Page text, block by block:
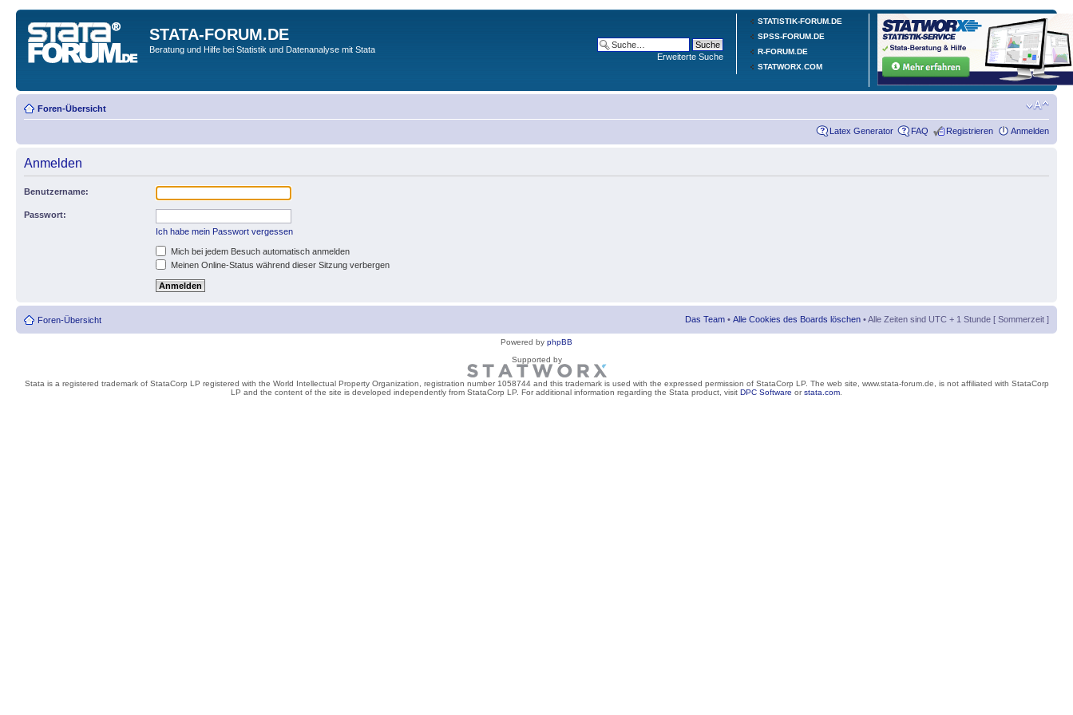
STATISTIK-FORUM.DE
SPSS-FORUM.DE
R-FORUM.DE
STATWORX.COM
STATA-FORUM.DE
Beratung und Hilfe bei Statistik und Datenanalyse mit Stata
Erweiterte Suche
Foren-Übersicht
Latex Generator FAQ Registrieren Anmelden
Anmelden
Benutzername:
Passwort:
Ich habe mein Passwort vergessen
Mich bei jedem Besuch automatisch anmelden
Meinen Online-Status während dieser Sitzung verbergen
Foren-Übersicht Das Team • Alle Cookies des Boards löschen • Alle Zeiten sind UTC + 1 Stunde [ Sommerzeit ]
Powered by phpBB
Supported by
Stata is a registered trademark of StataCorp LP registered with the World Intellectual Property Organization, registration number 1058744 and this trademark is used with the expressed permission of StataCorp LP. The web site, www.stata-forum.de, is not affiliated with StataCorp
LP and the content of the site is developed independently from StataCorp LP. For additional information regarding the Stata product, visit DPC Software orstata.com